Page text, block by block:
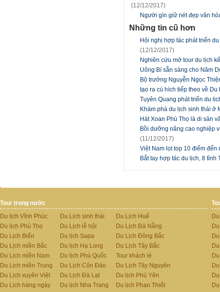
(12/12/2017)
Người gìn giữ nét đẹp văn
Những tin cũ hơn
Hội nghị hợp tác phát triển
(12/12/2017)
Nghiên cứu mở tour du lịch
Uông Bí sẵn sàng cho Năm
Bộ trưởng Nguyễn Ngọc
tạo ra cú hích tiếp theo về Du
Tuyên Quang phát triển du
Khám phá du lịch sinh thái ở
Hát Xoan Phú Thọ là di sản
Bồi dưỡng nâng cao nghiệp
(11/12/2017)
Việt Nam lọt top 10 điểm
Bắt tay hợp tác du lịch, 8
Tour trong nước
Du lịch Vĩnh Phúc
Du lịch Phú Thọ
Du Lịch Biển
Du Lịch miền Bắc
Du Lịch miền Nam
Du Lịch miền Trung
Du Lịch xuyên Việt
Du Lịch hàng ngày
Du Lịch sinh thái
Du Lịch lễ hội
Du lịch Sapa
Du lịch Hạ Long
Du lịch Phú Quốc
Du Lịch Côn Đảo
Du Lịch Đà Lạt
Du lịch Nha Trang
Du Lịch Huế
Du Lịch Đà Nẵng
Du Lịch Đông Bắc
Du Lịch Tây Bắc
Tour khách lẻ
Du Lịch Tây Nguyên
Du lịch Phú Yên
Du lịch Phan Thiết